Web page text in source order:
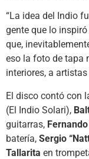
“La idea del Indio
gente que lo
que,
eso la foto de tapa
interiores, a
El disco contó con
(El Indio Solari),
guitarras,
batería, Sergio
Tallarita en